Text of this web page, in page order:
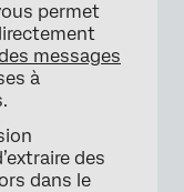
permet
messages
à
des
dans le